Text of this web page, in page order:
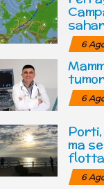
6
6
Porti,
ma
flotta
6